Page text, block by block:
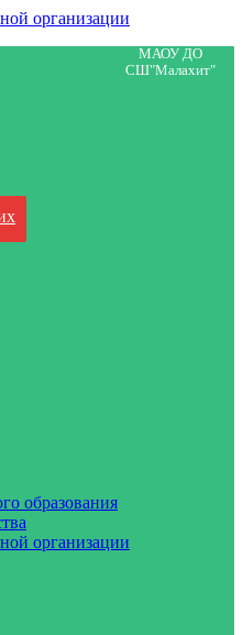
организации
МАОУ ДО
СШ"Малахит"
образования
организации